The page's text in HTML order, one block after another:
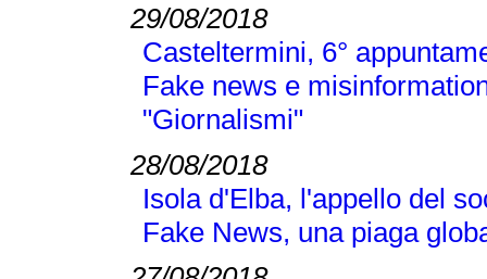
29/08/2018
Casteltermini, 6°
Fake news e
"Giornalismi"
28/08/2018
Isola d'Elba, l'appello del
Fake News, una piaga